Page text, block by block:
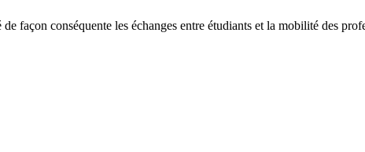
façon conséquente les échanges entre étudiants et la mobilité des